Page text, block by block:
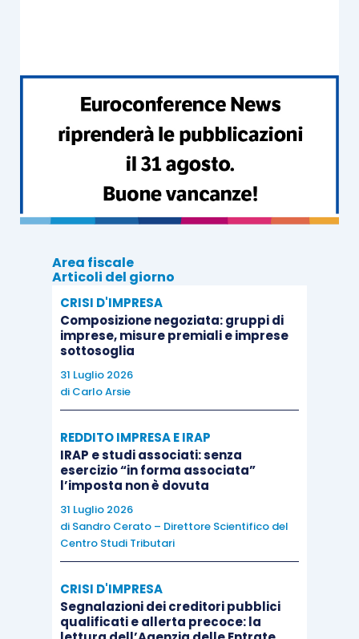
esclusione collegata appunto ad unperiodo di
non normale svolgimento dell’attività.
Al contrario, la
scelta di avvalersi della causa di
, se da un lato impedisce l’accesso ai
benefici premiali, dall’altro espone il contribuente
al pericolo di vedersi contestata la mancata
Area fiscale
Articoli del giorno
CRISI D'IMPRESA
Composizione negoziata: gruppi di
imprese, misure premiali e imprese
sottosoglia
31 Luglio 2026
di Carlo Arsie
REDDITO IMPRESA E IRAP
IRAP e studi associati: senza
esercizio “in forma associata”
l’imposta non è dovuta
31 Luglio 2026
di Sandro Cerato – Direttore Scientifico del
Centro Studi Tributari
CRISI D'IMPRESA
Segnalazioni dei creditori pubblici
qualificati e allerta precoce: la